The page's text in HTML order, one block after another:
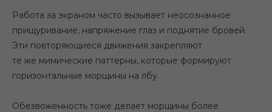
Работа за экраном часто вызывает неосознанное
прищуривание, напряжение глаз и поднятие бровей.
Эти повторяющиеся движения закрепляют
те же мимические паттерны, которые формируют
горизонтальные морщины на лбу.
Обезвоженность тоже делает морщины более